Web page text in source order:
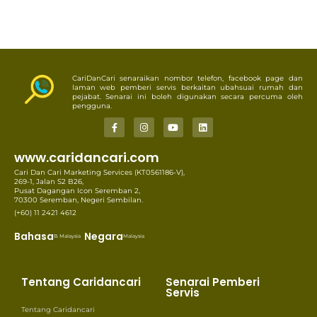
CariDanCari senaraikan nombor telefon, facebook page dan
laman web pemberi servis berkaitan ubahsuai rumah dan
pejabat. Senarai ini boleh digunakan secara percuma oleh
pengguna.
www.caridancari.com
Cari Dan Cari Marketing Services (KT0561186-V),
269-1, Jalan S2 B26,
Pusat Dagangan Icon Seremban 2,
70300 Seremban, Negeri Sembilan.
(+60) 11 2421 4612
BahasaB. Malaysia NegaraMalaysia
Tentang Caridancari
Tentang Caridancari
Senarai Pemberi
Servis